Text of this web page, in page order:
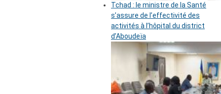
Tchad : le ministre de la Santé
s’assure de l’effectivité des
activités à l’hôpital du district
d’Aboudeïa